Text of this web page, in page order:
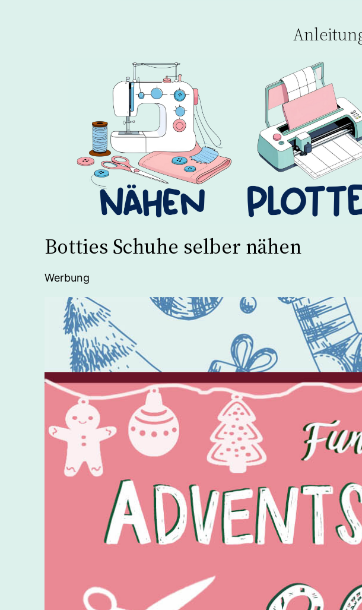
Botties Schuhe selber nähen
Werbung